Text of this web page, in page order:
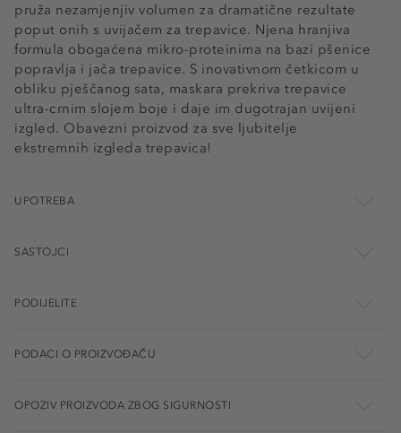
pruža nezamjenjiv volumen za dramatične rezultate
poput onih s uvijačem za trepavice. Njena hranjiva
formula obogaćena mikro-proteinima na bazi pšenice
popravlja i jača trepavice. S inovativnom četkicom u
obliku pješčanog sata, maskara prekriva trepavice
ultra-crnim slojem boje i daje im dugotrajan uvijeni
izgled. Obavezni proizvod za sve ljubitelje
ekstremnih izgleda trepavica!
UPOTREBA
SASTOJCI
PODIJELITE
PODACI O PROIZVOĐAČU
OPOZIV PROIZVODA ZBOG SIGURNOSTI